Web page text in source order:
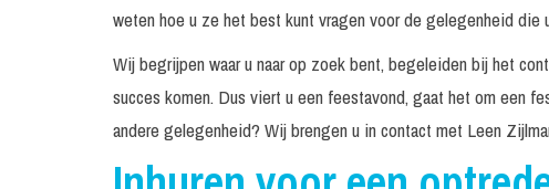
weten hoe u ze het best kunt vragen voor de gelegenheid die
Wij begrijpen waar u naar op zoek bent, begeleiden bij het
succes komen. Dus viert u een feestavond, gaat het om een
andere gelegenheid? Wij brengen u in contact met Leen